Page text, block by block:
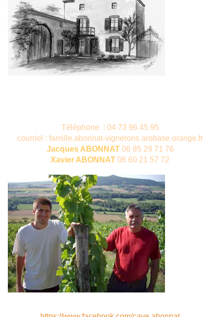
Téléphone : 04 73 96 45 95
courriel : famille.abonnat-vignerons arobase orange.fr
Jacques ABONNAT 06 85 29 71 76
Xavier ABONNAT 06 60 21 57 72